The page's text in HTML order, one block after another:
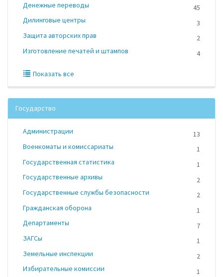
Денежные переводы
45
Дилинговые центры
3
Защита авторских прав
2
Изготовление печатей и штампов
4
Показать все
Государство
Администрации
13
Военкоматы и комиссариаты
1
Государственная статистика
1
Государственные архивы
2
Государственные службы безопасности
2
Гражданская оборона
1
Департаменты
7
ЗАГСы
1
Земельные инспекции
2
Избирательные комиссии
1